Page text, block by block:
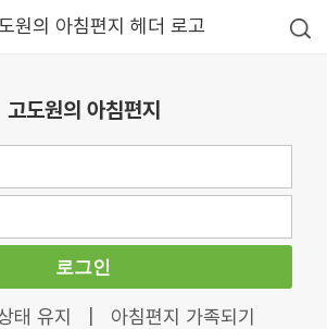
고도원의 아침편지
로그인
태 유지 아침편지 가족되기